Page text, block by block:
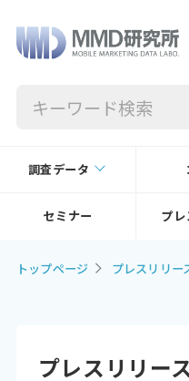
調査データ
セミナー プレ
トップページ プレスリリー
プレスリリー